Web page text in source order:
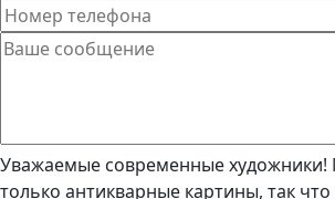
Уважаемые современные
только антикварные картины, так